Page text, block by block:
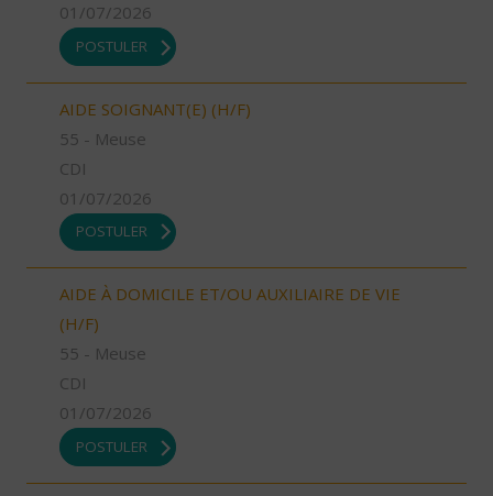
01/07/2026
POSTULER
AIDE SOIGNANT(E) (H/F)
55 - Meuse
CDI
01/07/2026
POSTULER
AIDE À DOMICILE ET/OU AUXILIAIRE DE VIE
(H/F)
55 - Meuse
CDI
01/07/2026
POSTULER